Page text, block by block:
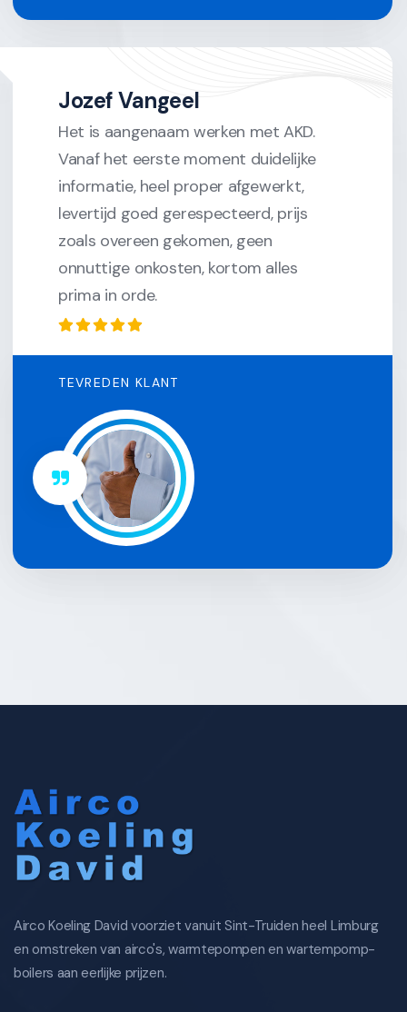
Jozef Vangeel
Het is aangenaam werken met AKD.
Vanaf het eerste moment duidelijke
informatie, heel proper afgewerkt,
levertijd goed gerespecteerd, prijs
zoals overeen gekomen, geen
onnuttige onkosten, kortom alles
prima in orde.
TEVREDEN KLANT
Airco Koeling David voorziet vanuit Sint-Truiden heel Limburg
en omstreken van airco's, warmtepompen en wartempomp-
boilers aan eerlijke prijzen.